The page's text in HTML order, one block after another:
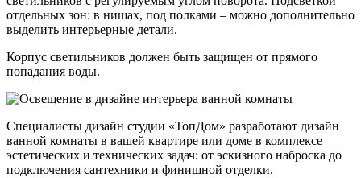
отдельных зон: в нишах, под полками – можно дополнительно
выделить интерьерные детали.
Корпус светильников должен быть защищен от прямого
попадания воды.
Специалисты дизайн студии «ТопДом» разработают дизайн
ванной комнаты в вашей квартире или доме в комплексе
эстетических и технических задач: от эскизного наброска до
подключения сантехники и финишной отделки.